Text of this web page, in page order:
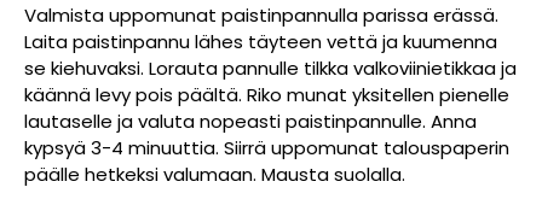
Valmista uppomunat paistinpannulla parissa erässä.
Laita paistinpannu lähes täyteen vettä ja kuumenna
se kiehuvaksi. Lorauta pannulle tilkka valkoviinietikkaa ja
käännä levy pois päältä. Riko munat yksitellen pienelle
lautaselle ja valuta nopeasti paistinpannulle. Anna
kypsyä 3-4 minuuttia. Siirrä uppomunat talouspaperin
päälle hetkeksi valumaan. Mausta suolalla.